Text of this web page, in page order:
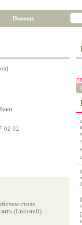
Помощь
02-02
столе.
(Uninstall).